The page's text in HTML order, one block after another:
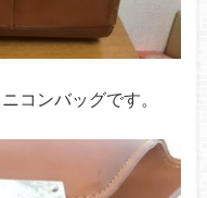
コンバッグです。